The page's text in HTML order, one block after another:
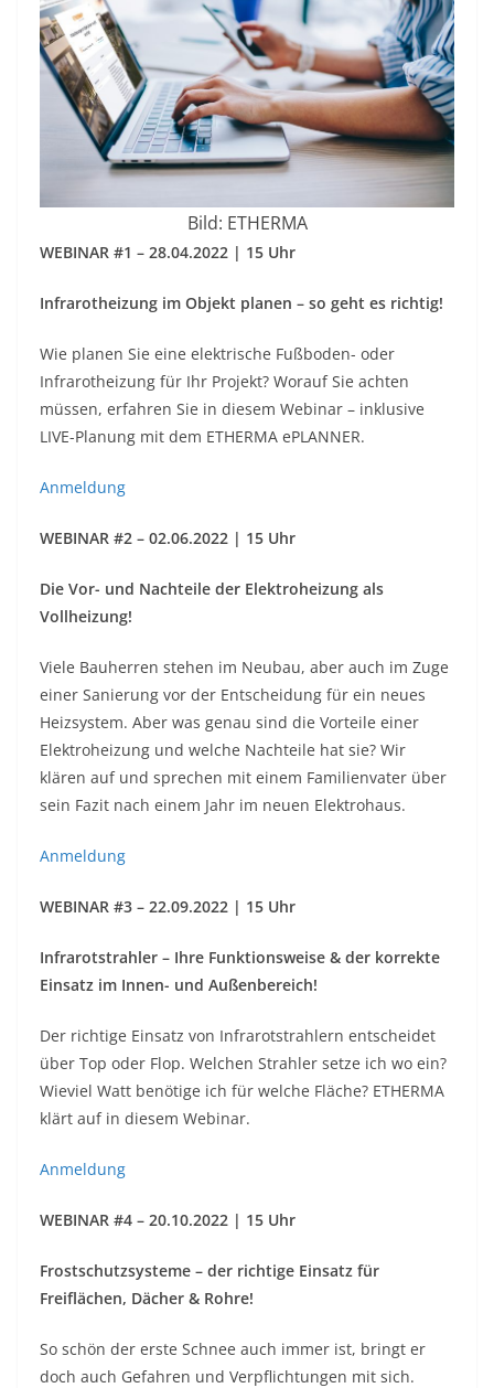
Bild: ETHERMA
WEBINAR #1 – 28.04.2022 | 15 Uhr
Infrarotheizung im Objekt planen – so geht es richtig!
Wie planen Sie eine elektrische Fußboden- oder
Infrarotheizung für Ihr Projekt? Worauf Sie achten
müssen, erfahren Sie in diesem Webinar – inklusive
LIVE-Planung mit dem ETHERMA ePLANNER.
Anmeldung
WEBINAR #2 – 02.06.2022 | 15 Uhr
Die Vor- und Nachteile der Elektroheizung als
Vollheizung!
Viele Bauherren stehen im Neubau, aber auch im Zuge
einer Sanierung vor der Entscheidung für ein neues
Heizsystem. Aber was genau sind die Vorteile einer
Elektroheizung und welche Nachteile hat sie? Wir
klären auf und sprechen mit einem Familienvater über
sein Fazit nach einem Jahr im neuen Elektrohaus.
Anmeldung
WEBINAR #3 – 22.09.2022 | 15 Uhr
Infrarotstrahler – Ihre Funktionsweise & der korrekte
Einsatz im Innen- und Außenbereich!
Der richtige Einsatz von Infrarotstrahlern entscheidet
über Top oder Flop. Welchen Strahler setze ich wo ein?
Wieviel Watt benötige ich für welche Fläche? ETHERMA
klärt auf in diesem Webinar.
Anmeldung
WEBINAR #4 – 20.10.2022 | 15 Uhr
Frostschutzsysteme – der richtige Einsatz für
Freiflächen, Dächer & Rohre!
So schön der erste Schnee auch immer ist, bringt er
doch auch Gefahren und Verpflichtungen mit sich.